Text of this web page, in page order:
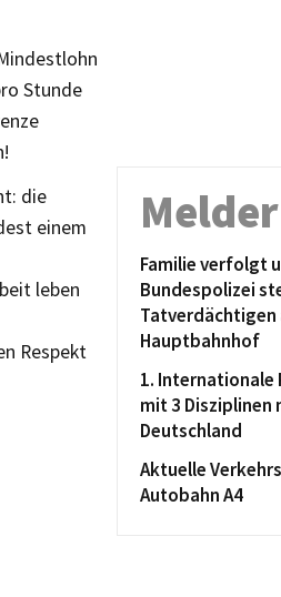
Stunde
die
einem
leben
Respekt
Melder
Familie verfolgt
Bundespolizei
Tatverdächtigen
Hauptbahnhof
1. Internationale
mit 3 Disziplinen
Deutschland
Aktuelle
Autobahn A4